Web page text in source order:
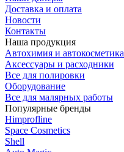
Доставка и оплата
Новости
Контакты
Наша продукция
Автохимия и автокосметика
Аксессуары и расходники
Все для полировки
Оборудование
Все для малярных работы
Популярные бренды
Himprofline
Space Cosmetics
Shell